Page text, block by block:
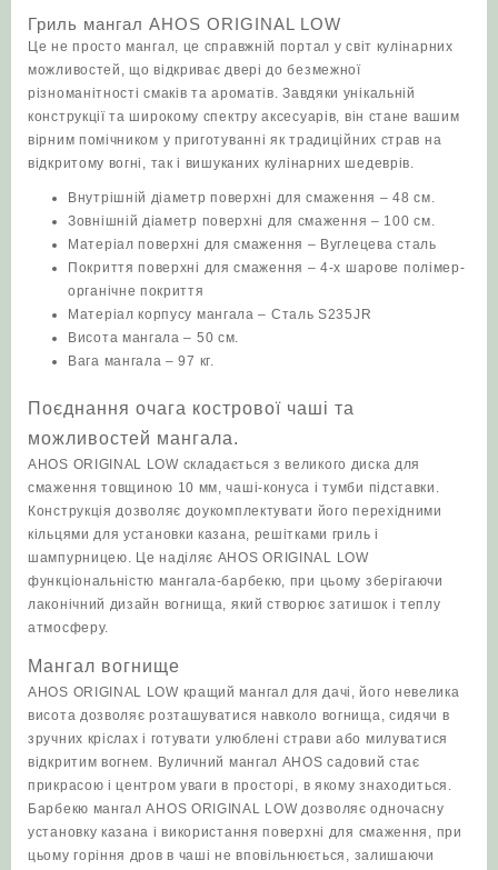
Гриль мангал AHOS ORIGINAL LOW
Це не просто мангал, це справжній портал у світ кулінарних
можливостей, що відкриває двері до безмежної
різноманітності смаків та ароматів. Завдяки унікальній
конструкції та широкому спектру аксесуарів, він стане вашим
вірним помічником у приготуванні як традиційних страв на
відкритому вогні, так і вишуканих кулінарних шедеврів.
Внутрішній діаметр поверхні для смаження – 48 см.
Зовнішній діаметр поверхні для смаження – 100 см.
Матеріал поверхні для смаження – Вуглецева сталь
Покриття поверхні для смаження – 4-х шарове полімер-
органічне покриття
Матеріал корпусу мангала – Сталь S235JR
Висота мангала – 50 см.
Вага мангала – 97 кг.
Поєднання очага кострової чаші та
можливостей мангала.
AHOS ORIGINAL LOW складається з великого диска для
смаження товщиною 10 мм, чаші-конуса і тумби підставки.
Конструкція дозволяє доукомплектувати його перехідними
кільцями для установки казана, решітками гриль і
шампурницею. Це наділяє AHOS ORIGINAL LOW
функціональністю мангала-барбекю, при цьому зберігаючи
лаконічний дизайн вогнища, який створює затишок і теплу
атмосферу.
Мангал вогнище
AHOS ORIGINAL LOW кращий мангал для дачі, його невелика
висота дозволяє розташуватися навколо вогнища, сидячи в
зручних кріслах і готувати улюблені страви або милуватися
відкритим вогнем. Вуличний мангал AHOS садовий стає
прикрасою і центром уваги в просторі, в якому знаходиться.
Барбекю мангал AHOS ORIGINAL LOW дозволяє одночасну
установку казана і використання поверхні для смаження, при
цьому горіння дров в чаші не вповільнюється, залишаючи